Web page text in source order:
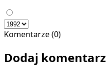
Komentarze (0)
Dodaj komentarz